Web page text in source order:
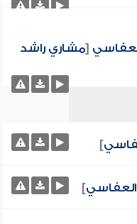
[مشاري راشد
]
]